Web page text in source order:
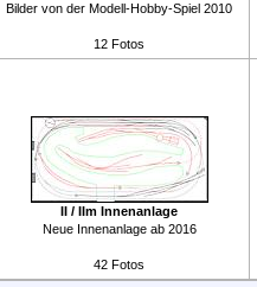
Bilder von der Modell-Hobby-Spiel 2010
12 Fotos
II / IIm Innenanlage
Neue Innenanlage ab 2016
42 Fotos